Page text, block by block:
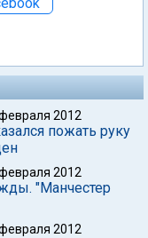
2012
пожать руку
2012
"Манчестер
2012